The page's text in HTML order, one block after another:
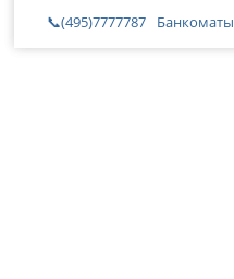
📞(495)7777787
Банкоматы